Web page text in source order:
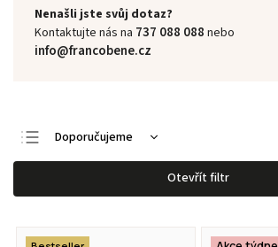
Nenašli jste svůj dotaz?
Kontaktujte nás na 737 088 088 nebo
info@francobene.cz
Doporučujeme
Nejlevnější
Nejdražší
Nejprodávanější
Otevřít filtr